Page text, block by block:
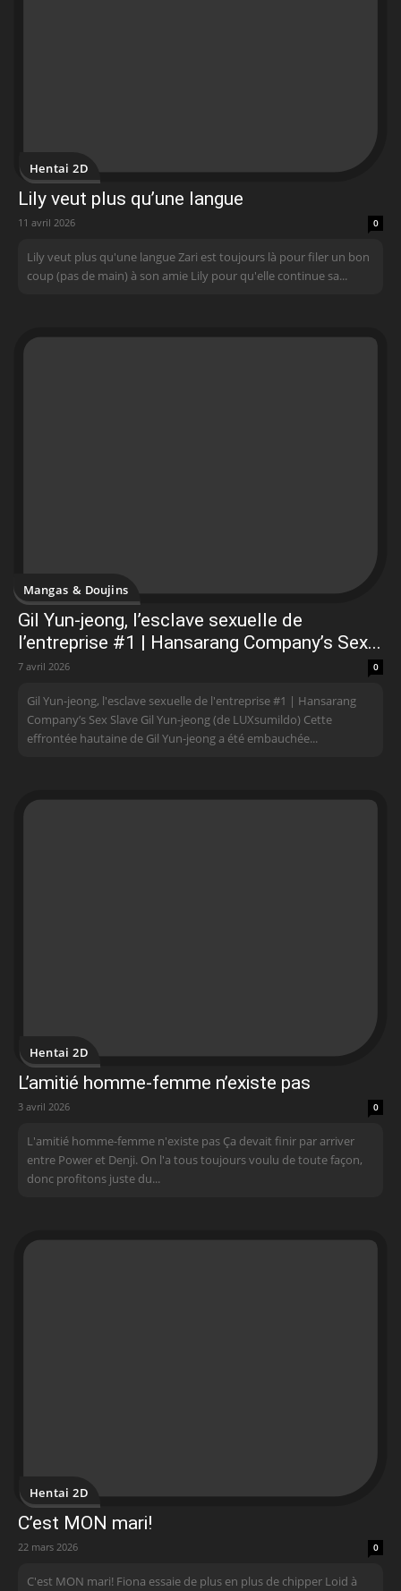
Hentai 2D
Lily veut plus qu’une langue
11 avril 2026 0
Lily veut plus qu'une langue Zari est toujours là pour filer un bon
coup (pas de main) à son amie Lily pour qu'elle continue sa...
Mangas & Doujins
Gil Yun-jeong, l’esclave sexuelle de
l’entreprise #1 | Hansarang Company’s Sex...
7 avril 2026 0
Gil Yun-jeong, l'esclave sexuelle de l'entreprise #1 | Hansarang
Company’s Sex Slave Gil Yun-jeong (de LUXsumildo) Cette
effrontée hautaine de Gil Yun-jeong a été embauchée...
Hentai 2D
L’amitié homme-femme n’existe pas
3 avril 2026 0
L'amitié homme-femme n'existe pas Ça devait finir par arriver
entre Power et Denji. On l'a tous toujours voulu de toute façon,
donc profitons juste du...
Hentai 2D
C’est MON mari!
22 mars 2026 0
C'est MON mari! Fiona essaie de plus en plus de chipper Loid à